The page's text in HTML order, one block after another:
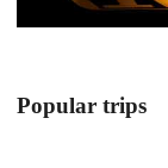
Popular trips